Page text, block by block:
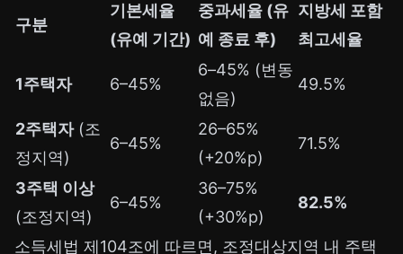
구분
기본세율
(유예 기간)
중과세율 (유
예 종료 후)
지방세 포함
최고세율
1주택자 6–45%
6–45% (변동
없음)
49.5%
2주택자(조
정지역)
6–45%
26–65%
(+20%p)
71.5%
3주택 이상
(조정지역)
6–45%
36–75%
(+30%p)
82.5%
소득세법 제104조에 따르면, 조정대상지역 내 주택